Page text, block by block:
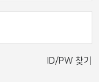
ID/PW 찾기